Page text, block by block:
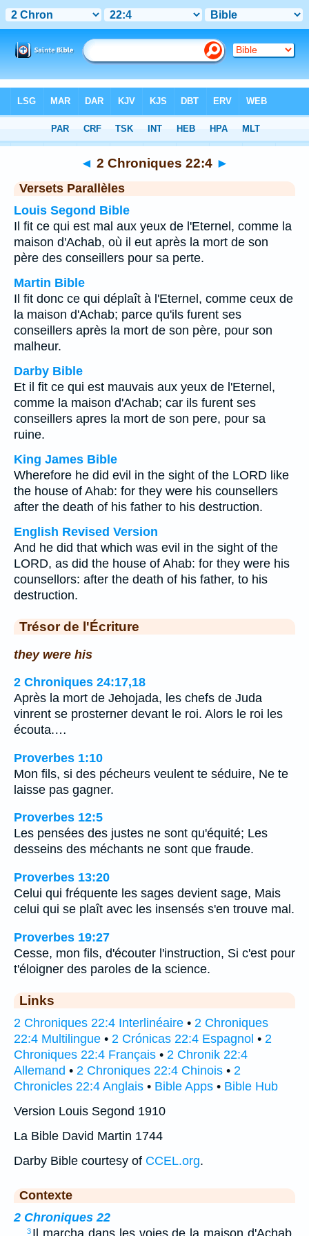
>Chapitre 22 > Verset 4
◄ 2 Chroniques 22:4 ►
Versets Parallèles
Louis Segond Bible
Il fit ce qui est mal aux yeux de l'Eternel, comme la
maison d'Achab, où il eut après la mort de son
père des conseillers pour sa perte.
Martin Bible
Il fit donc ce qui déplaît à l'Eternel, comme ceux de
la maison d'Achab; parce qu'ils furent ses
conseillers après la mort de son père, pour son
malheur.
Darby Bible
Et il fit ce qui est mauvais aux yeux de l'Eternel,
comme la maison d'Achab; car ils furent ses
conseillers apres la mort de son pere, pour sa
ruine.
King James Bible
Wherefore he did evil in the sight of the LORD like
the house of Ahab: for they were his counsellers
after the death of his father to his destruction.
English Revised Version
And he did that which was evil in the sight of the
LORD, as did the house of Ahab: for they were his
counsellors: after the death of his father, to his
destruction.
Trésor de l'Écriture
they were his
2 Chroniques 24:17,18
Après la mort de Jehojada, les chefs de Juda
vinrent se prosterner devant le roi. Alors le roi les
écouta.…
Proverbes 1:10
Mon fils, si des pécheurs veulent te séduire, Ne te
laisse pas gagner.
Proverbes 12:5
Les pensées des justes ne sont qu'équité; Les
desseins des méchants ne sont que fraude.
Proverbes 13:20
Celui qui fréquente les sages devient sage, Mais
celui qui se plaît avec les insensés s'en trouve mal.
Proverbes 19:27
Cesse, mon fils, d'écouter l'instruction, Si c'est pour
t'éloigner des paroles de la science.
Links
2 Chroniques 22:4 Interlinéaire • 2 Chroniques
22:4 Multilingue • 2 Crónicas 22:4 Espagnol • 2
Chroniques 22:4 Français • 2 Chronik 22:4
Allemand • 2 Chroniques 22:4 Chinois • 2
Chronicles 22:4 Anglais • Bible Apps • Bible Hub
Version Louis Segond 1910
La Bible David Martin 1744
Darby Bible courtesy of CCEL.org.
Contexte
2 Chroniques 22
3 Il marcha dans les voies de la maison d'Achab,